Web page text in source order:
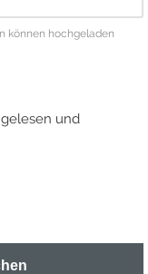
können hochgeladen
gelesen und